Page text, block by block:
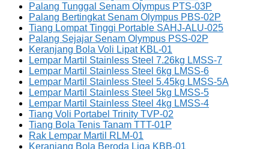
Palang Tunggal Senam Olympus PTS-03P
Palang Bertingkat Senam Olympus PBS-02P
Tiang Lompat Tinggi Portable SAHJ-ALU-025
Palang Sejajar Senam Olympus PSS-02P
Keranjang Bola Voli Lipat KBL-01
Lempar Martil Stainless Steel 7.26kg LMSS-7
Lempar Martil Stainless Steel 6kg LMSS-6
Lempar Martil Stainless Steel 5.45kg LMSS-5A
Lempar Martil Stainless Steel 5kg LMSS-5
Lempar Martil Stainless Steel 4kg LMSS-4
Tiang Voli Portabel Trinity TVP-02
Tiang Bola Tenis Tanam TTT-01P
Rak Lempar Martil RLM-01
Keranjang Bola Beroda Liga KBB-01